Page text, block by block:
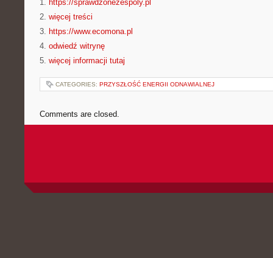
1. https://sprawdzonezespoly.pl
2. więcej treści
3. https://www.ecomona.pl
4. odwiedź witrynę
5. więcej informacji tutaj
CATEGORIES: PRZYSZŁOŚĆ ENERGII ODNAWIALNEJ
Comments are closed.